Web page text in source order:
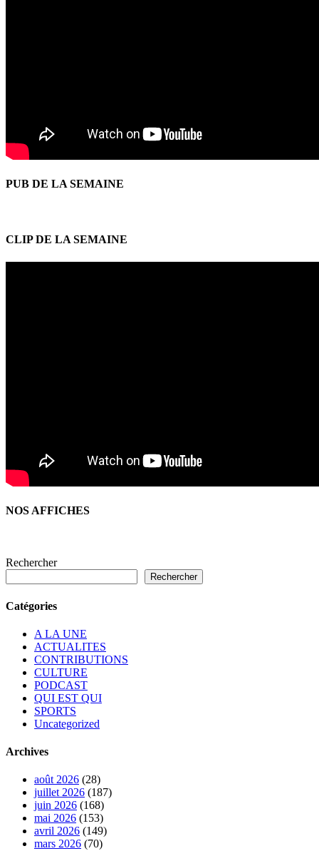
PUB DE LA SEMAINE
CLIP DE LA SEMAINE
NOS AFFICHES
Rechercher
Rechercher
Catégories
A LA UNE
ACTUALITES
CONTRIBUTIONS
CULTURE
PODCAST
QUI EST QUI
SPORTS
Uncategorized
Archives
août 2026 (28)
juillet 2026 (187)
juin 2026 (168)
mai 2026 (153)
avril 2026 (149)
mars 2026 (70)